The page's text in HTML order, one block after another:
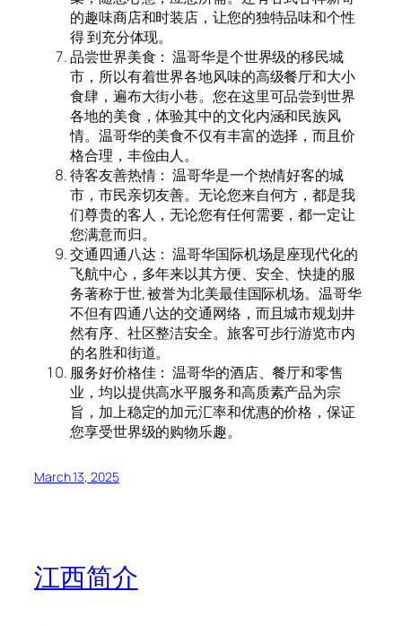
的趣味商店和时装店，让您的独特品味和个性
得 到充分体现。
品尝世界美食： 温哥华是个世界级的移民城
市，所以有着世界各地风味的高级餐厅和大小
食肆，遍布大街小巷。您在这里可品尝到世界
各地的美食，体验其中的文化内涵和民族风
情。温哥华的美食不仅有丰富的选择，而且价
格合理，丰俭由人。
待客友善热情： 温哥华是一个热情好客的城
市，市民亲切友善。无论您来自何方，都是我
们尊贵的客人，无论您有任何需要，都一定让
您满意而归。
交通四通八达： 温哥华国际机场是座现代化的
飞航中心，多年来以其方便、安全、快捷的服
务著称于世, 被誉为北美最佳国际机场。温哥华
不但有四通八达的交通网络，而且城市规划井
然有序、社区整洁安全。旅客可步行游览市内
的名胜和街道。
服务好价格佳： 温哥华的酒店、餐厅和零售
业，均以提供高水平服务和高质素产品为宗
旨，加上稳定的加元汇率和优惠的价格，保证
您享受世界级的购物乐趣。
March 13, 2025
江西简介